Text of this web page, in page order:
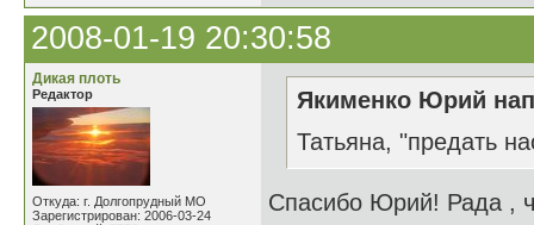
2008-01-19 20:30:58
Дикая плоть
Редактор
Откуда: г. Долгопрудный МО
Зарегистрирован: 2006-03-24
Якименко Юрий
Татьяна, "предать
Спасибо Юрий! Рада ,